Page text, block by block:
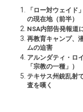
「ロー対ウェイ
の現在地（前半）
NSA内部告発報
再教育キャンプ、
ムの迫害
アルンダティ・ロ
「宗教の一種」）
テキサス州銃乱射
査を嘆く